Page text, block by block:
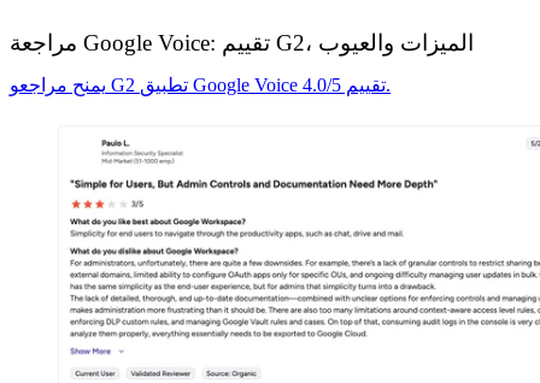
مراجعة Google Voice: تقييم G2، الميزات والعيوب
يمنح مراجعو G2 تطبيق Google Voice تقييم 4.0/5.